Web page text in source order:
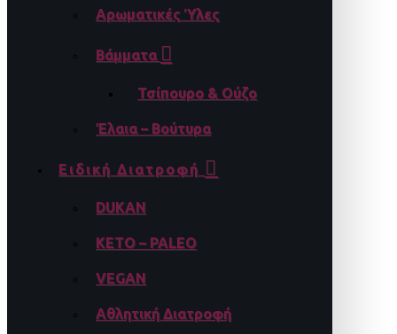
Αρωματικές Ύλες
Βάμματα
Τσίπουρο & Ούζο
Έλαια – Βούτυρα
Ειδική Διατροφή
DUKAN
KETO – PALEO
VEGAN
Αθλητική Διατροφή